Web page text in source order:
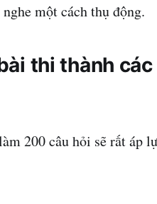
một cách thụ động.
thi thành
200 câu hỏi sẽ rất áp